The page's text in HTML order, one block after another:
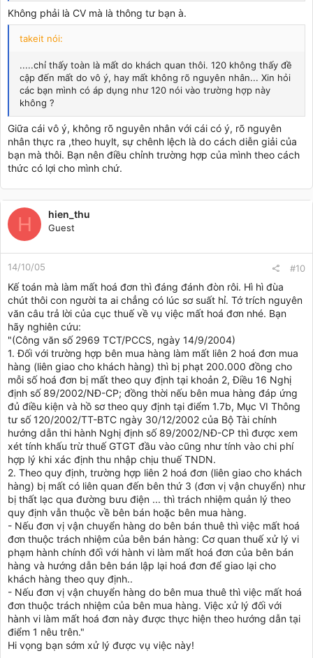
Không phải là CV mà là thông tư bạn à.
takeit nói:
.....chỉ thấy toàn là mất do khách quan thôi. 120 không thấy đề
cập đến mất do vô ý, hay mất không rõ nguyên nhân... Xin hỏi
các bạn mình có áp dụng như 120 nói vào trường hợp này
không ?
Giữa cái vô ý, không rõ nguyên nhân với cái có ý, rõ nguyên
nhân thực ra ,theo huylt, sự chênh lệch là do cách diễn giải của
bạn mà thôi. Bạn nên điều chỉnh trường hợp của mình theo cách
thức có lợi cho mình chứ.
H hien_thu
Guest
14/10/05 #10
Kế toán mà làm mất hoá đơn thì đáng đánh đòn rôi. Hì hì đùa
chút thôi con người ta ai chẳng có lúc sơ suất hỉ. Tớ trích nguyên
văn câu trả lời của cục thuế về vụ việc mất hoá đơn nhé. Bạn
hãy nghiên cứu:
"(Công văn số 2969 TCT/PCCS, ngày 14/9/2004)
1. Đối với trường hợp bên mua hàng làm mất liên 2 hoá đơn mua
hàng (liên giao cho khách hàng) thì bị phạt 200.000 đồng cho
mỗi số hoá đơn bị mất theo quy định tại khoản 2, Điều 16 Nghị
định số 89/2002/NĐ-CP; đồng thời nếu bên mua hàng đáp ứng
đủ điều kiện và hồ sơ theo quy định tại điểm 1.7b, Mục VI Thông
tư số 120/2002/TT-BTC ngày 30/12/2002 của Bộ Tài chính
hướng dẫn thi hành Nghị định số 89/2002/NĐ-CP thì được xem
xét tính khấu trừ thuế GTGT đầu vào cũng như tính vào chi phí
hợp lý khi xác định thu nhập chịu thuế TNDN.
2. Theo quy định, trường hợp liên 2 hoá đơn (liên giao cho khách
hàng) bị mất có liên quan đến bên thứ 3 (đơn vị vận chuyển) như
bị thất lạc qua đường bưu điện ... thì trách nhiệm quản lý theo
quy định vẫn thuộc về bên bán hoặc bên mua hàng.
- Nếu đơn vị vận chuyển hàng do bên bán thuê thì việc mất hoá
đơn thuộc trách nhiệm của bên bán hàng: Cơ quan thuế xử lý vi
phạm hành chính đối với hành vi làm mất hoá đơn của bên bán
hàng và hướng dẫn bên bán lập lại hoá đơn để giao lại cho
khách hàng theo quy định..
- Nếu đơn vị vận chuyển hàng do bên mua thuê thì việc mất hoá
đơn thuộc trách nhiệm của bên mua hàng. Việc xử lý đối với
hành vi làm mất hoá đơn này được thực hiện theo hướng dẫn tại
điểm 1 nêu trên."
Hi vọng bạn sớm xử lý được vụ việc này!